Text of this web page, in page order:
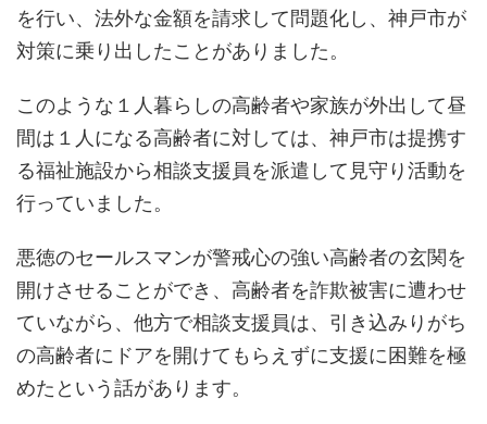
を行い、法外な金額を請求して問題化し、神戸市が
対策に乗り出したことがありました。
このような１人暮らしの高齢者や家族が外出して昼
間は１人になる高齢者に対しては、神戸市は提携す
る福祉施設から相談支援員を派遣して見守り活動を
行っていました。
悪徳のセールスマンが警戒心の強い高齢者の玄関を
開けさせることができ、高齢者を詐欺被害に遭わせ
ていながら、他方で相談支援員は、引き込みりがち
の高齢者にドアを開けてもらえずに支援に困難を極
めたという話があります。